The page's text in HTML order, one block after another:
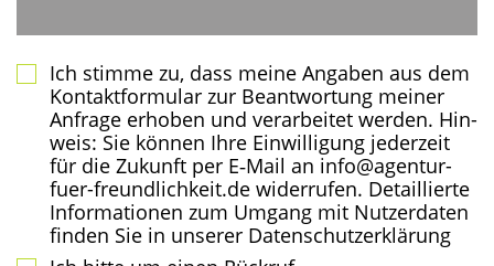
Ich stim­me zu, dass mei­ne Anga­ben aus dem
Kon­takt­for­mu­lar zur Beant­wor­tung mei­ner
Anfra­ge erho­ben und ver­ar­bei­tet wer­den. Hin­
weis: Sie kön­nen Ihre Ein­wil­li­gung jeder­zeit
für die Zukunft per E‑Mail an info@agentur-
fuer-freundlichkeit.de wider­ru­fen. Detail­lier­te
Infor­ma­tio­nen zum Umgang mit Nut­zer­da­ten
fin­den Sie in unse­rer Datenschutzerklärung